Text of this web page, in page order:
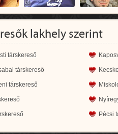
lakhely szerint
társkereső
társkereső
társkereső
Pécsi